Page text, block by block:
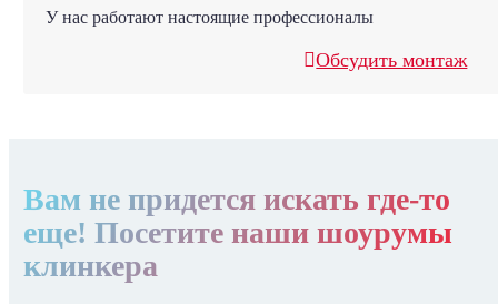
У нас работают настоящие профессионалы
Обсудить монтаж
Вам не придется искать где-то
еще! Посетите наши шоурумы
клинкера